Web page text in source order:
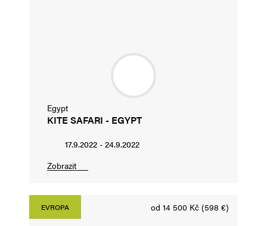
Egypt
KITE SAFARI - EGYPT
17.9.2022 - 24.9.2022
Zobrazit
EVROPA od 14 500 Kč (598 €)